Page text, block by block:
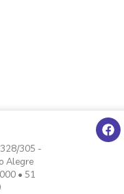
328/305 -
Alegre
• 51